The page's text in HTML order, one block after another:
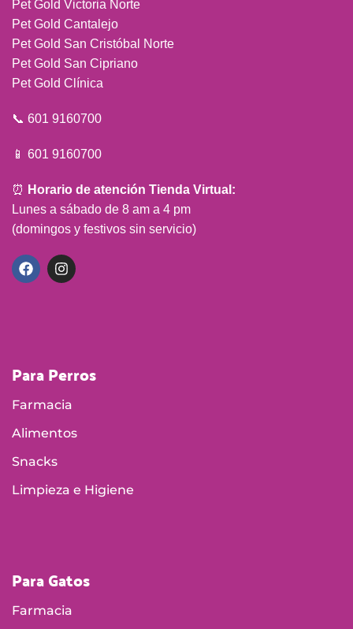
Pet Gold Victoria Norte
Pet Gold Cantalejo
Pet Gold San Cristóbal Norte
Pet Gold San Cipriano
Pet Gold Clínica
📞 601 9160700
📱 601 9160700
⏰ Horario de atención Tienda Virtual:
Lunes a sábado de 8 am a 4 pm
(domingos y festivos sin servicio)
Para Perros
Farmacia
Alimentos
Snacks
Limpieza e Higiene
Para Gatos
Farmacia